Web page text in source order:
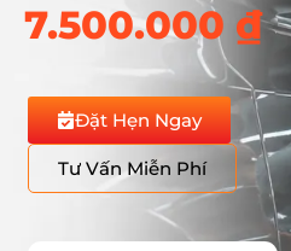
7.500.000 ₫
Đặt Hẹn Ngay
Tư Vấn Miễn Phí